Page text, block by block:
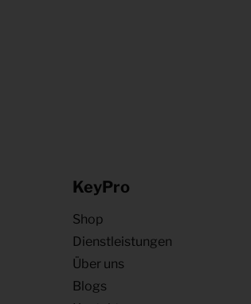
KeyPro
Shop
Dienstleistungen
Über uns
Blogs